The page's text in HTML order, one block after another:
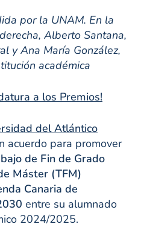
por la UNAM. En la
Alberto Santana,
y Ana María González,
académica
a los Premios!
del Atlántico
acuerdo para promover
de Fin de Grado
Máster (TFM)
Canaria de
entre su alumnado
2024/2025.